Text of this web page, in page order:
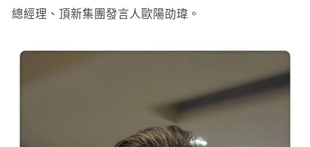
總經理、頂新集團發言人歐陽劭瑋。